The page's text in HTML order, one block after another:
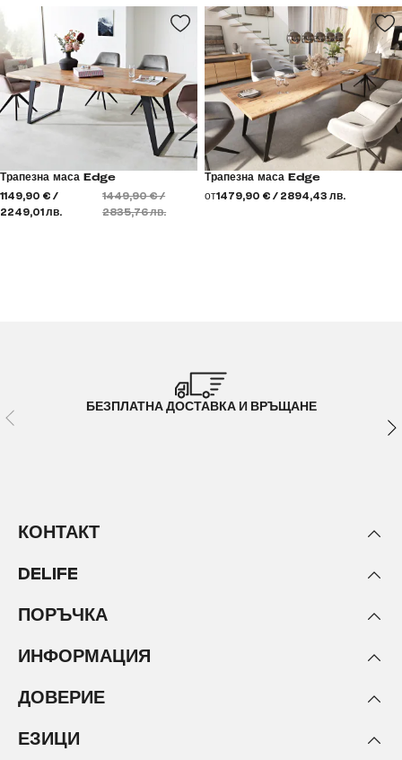
Трапезна маса Edge
1149,90 € /
2249,01 лв.
1449,90 € /
2835,76 лв.
Трапезна маса Edge
от1479,90 € / 2894,43 лв.
БЕЗПЛАТНА ДОСТАВКА И ВРЪЩАНЕ
КОНТАКТ
DELIFE
ПОРЪЧКА
ИНФОРМАЦИЯ
ДОВЕРИЕ
ЕЗИЦИ